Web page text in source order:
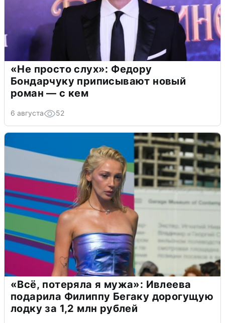
«Не просто слух»: Федору
Бондарчуку приписывают новый
роман — с кем
6 августа 52
«Всё, потеряла я мужа»: Ивлеева
подарила Филиппу Бегаку дорогущую
лодку за 1,2 млн рублей